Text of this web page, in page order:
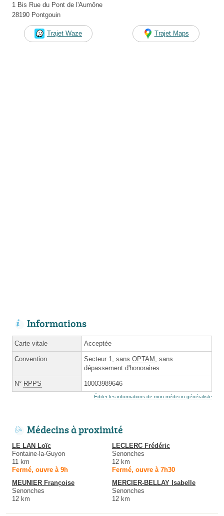
1 Bis Rue du Pont de l'Aumône
28190 Pontgouin
Trajet Waze Trajet Maps
Informations
Carte vitale Acceptée
Convention Secteur 1, sans OPTAM , sans
dépassement d'honoraires
N° RPPS 10003989646
Éditer les informations de mon médecin généraliste
Médecins à proximité
LE LAN Loïc
Fontaine-la-Guyon
11 km
Fermé, ouvre à 9h
LECLERC Frédéric
Senonches
12 km
Fermé, ouvre à 7h30
MEUNIER Françoise
Senonches
12 km
MERCIER-BELLAY Isabelle
Senonches
12 km